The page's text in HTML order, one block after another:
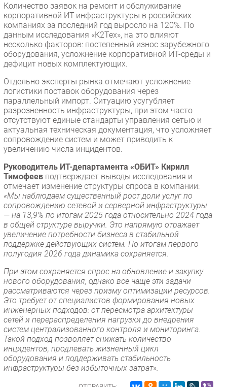
CIO/Управление ИТ
Гаджеты
Здоровье
РАЗДЕЛЫ
Новости
Аналитика
Интервью
Мероприятия
Проекты
IT класс
Тестовый стенд
Каталог компаний
Количество заявок на ремонт и обслуживание
корпоративной ИТ-инфраструктуры в российских
компаниях за последний год выросло на 120%. По
данным исследования «К2Тех», на это влияют
несколько факторов: постепенный износ зарубежного
оборудования, усложнение корпоративной ИТ-среды и
дефицит новых комплектующих.
Отдельно эксперты рынка отмечают усложнение
логистики поставок оборудования через
параллельный импорт. Ситуацию усугубляет
разрозненность инфраструктуры, при этом часто
отсутствуют единые стандарты управления сетью и
актуальная техническая документация, что усложняет
сопровождение систем и может приводить к
увеличению числа инцидентов.
Руководитель ИТ-департамента «ОБИТ» Кирилл
Тимофеев подтверждает выводы исследования и
отмечает изменение структуры спроса в компании:
«Мы наблюдаем существенный рост доли услуг по
сопровождению сетевой и серверной инфраструктуры
— на 13,9% по итогам 2025 года относительно 2024 года
в общей структуре выручки. Это напрямую отражает
увеличение потребности бизнеса в стабильной
поддержке действующих систем. По итогам первого
полугодия 2026 года динамика сохраняется.
При этом сохраняется спрос на обновление и закупку
нового оборудования, однако все чаще эти задачи
рассматриваются через призму оптимизации ресурсов.
Это требует от специалистов формирования новых
инженерных подходов: от пересмотра архитектуры
сетей и перераспределения нагрузки до внедрения
систем централизованного контроля и мониторинга.
Такой подход позволяет снижать количество
инцидентов, продлевать жизненный цикл
оборудования и поддерживать стабильность
инфраструктуры без избыточных затрат».